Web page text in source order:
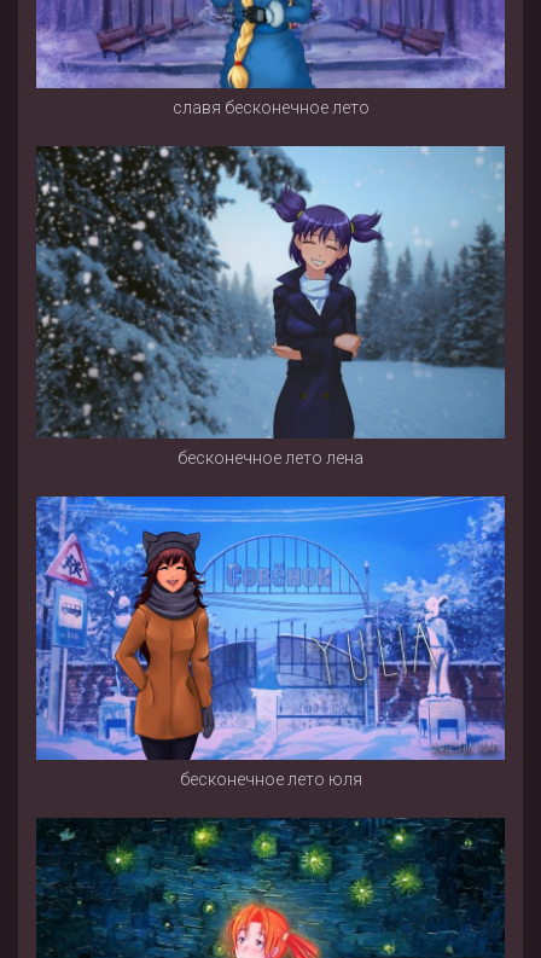
славя бесконечное лето
бесконечное лето лена
бесконечное лето юля